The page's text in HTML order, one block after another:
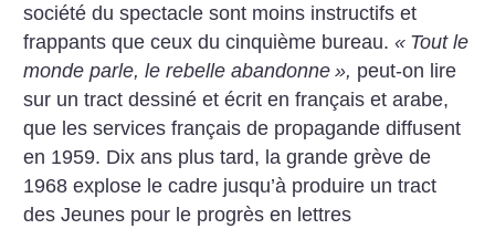
société du spectacle sont moins instructifs et
frappants que ceux du cinquième bureau.« Tout le
monde parle, le rebelle abandonne », peut-on lire
sur un tract dessiné et écrit en français et arabe,
que les services français de propagande diffusent
en 1959. Dix ans plus tard, la grande grève de
1968 explose le cadre jusqu’à produire un tract
des Jeunes pour le progrès en lettres